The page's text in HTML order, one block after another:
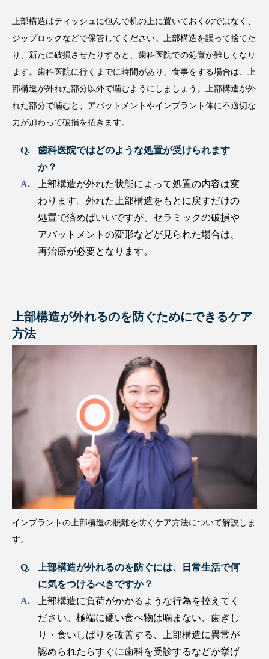
上部構造はティッシュに包んで机の上に置いておくのではなく、
ジップロックなどで保管してください。上部構造を誤って捨てた
り、新たに破損させたりすると、歯科医院での処置が難しくなり
ます。歯科医院に行くまでに時間があり、食事をする場合は、上
部構造が外れた部分以外で噛むようにしましょう。上部構造が外
れた部分で噛むと、アバットメントやインプラント体に不適切な
力が加わって破損を招きます。
歯科医院ではどのような処置が受けられます
か？
上部構造が外れた状態によって処置の内容は変
わります。外れた上部構造をもとに戻すだけの
処置で済めばいいですが、セラミックの破損や
アバットメントの変形などが見られた場合は、
再治療が必要となります。
上部構造が外れるのを防ぐためにできるケア
方法
インプラントの上部構造の脱離を防ぐケア方法について解説しま
す。
上部構造が外れるのを防ぐには、日常生活で何
に気をつけるべきですか？
上部構造に負荷がかかるような行為を控えてく
ださい。極端に硬い食べ物は噛まない、歯ぎし
り・食いしばりを改善する、上部構造に異常が
認められたらすぐに歯科を受診するなどが挙げ